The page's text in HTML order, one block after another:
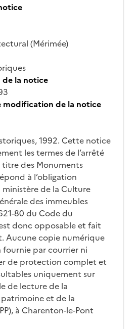
(Mérimée)
la notice
modification de la notice
1992. Cette notice
les termes de l’arrêté
des Monuments
à l’obligation
de la Culture
des immeubles
80 du Code du
donc opposable et fait
Aucune copie numérique
fournie par courrier ni
de protection complet et
uniquement sur
de lecture de la
et de la
à Charenton-le-Pont